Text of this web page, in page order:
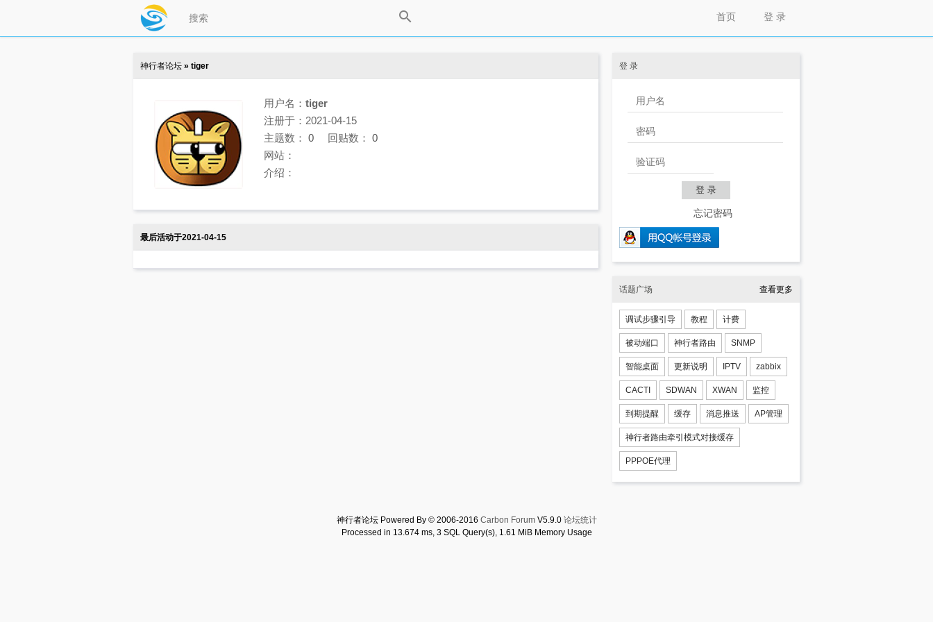
登 录
首页
神行者论坛 » tiger
用户名： tiger
注册于：2021-04-15
主题数： 0 回贴数： 0
网站：
介绍：
最后活动于2021-04-15
登 录
忘记密码
话题广场 查看更多
调试步骤引导 教程 计费
被动端口 神行者路由 SNMP
智能桌面 更新说明 IPTV zabbix
CACTI SDWAN XWAN 监控
到期提醒 缓存 消息推送 AP管理
神行者路由牵引模式对接缓存
PPPOE代理
神行者论坛 Powered By © 2006-2016 Carbon ForumV5.9.0 论坛统计
Processed in 13.674 ms, 3 SQL Query(s), 1.61 MiB Memory Usage